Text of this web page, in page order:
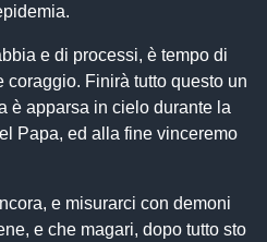
e di processi, è tempo di
Finirà tutto questo un
è apparsa in cielo durante la
Papa, ed alla fine vinceremo
e misurarci con demoni
e che magari, dopo tutto sto